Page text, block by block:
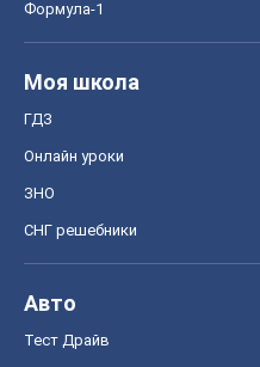
Формула-1
Моя школа
ГДЗ
Онлайн уроки
ЗНО
СНГ решебники
Авто
Тест Драйв